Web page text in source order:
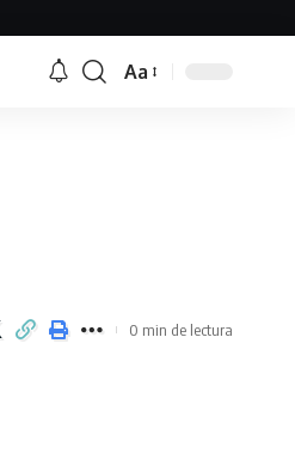
Font
Aa
0 min de lectura